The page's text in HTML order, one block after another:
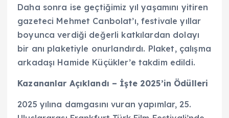
Daha sonra ise geçtiğimiz yıl yaşamını yitiren
gazeteci Mehmet Canbolat’ı, festivale yıllar
boyunca verdiği değerli katkılardan dolayı
bir anı plaketiyle onurlandırdı. Plaket, çalışma
arkadaşı Hamide Küçükler’e takdim edildi.
Kazananlar Açıklandı – İşte 2025’in Ödülleri
2025 yılına damgasını vuran yapımlar, 25.